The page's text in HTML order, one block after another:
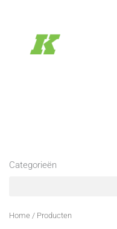
Categorieën
Home / Producten